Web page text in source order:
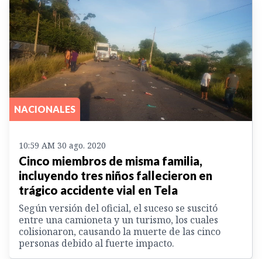
NACIONALES
10:59 AM 30 ago. 2020
Cinco miembros de misma familia,
incluyendo tres niños fallecieron en
trágico accidente vial en Tela
Según versión del oficial, el suceso se suscitó
entre una camioneta y un turismo, los cuales
colisionaron, causando la muerte de las cinco
personas debido al fuerte impacto.